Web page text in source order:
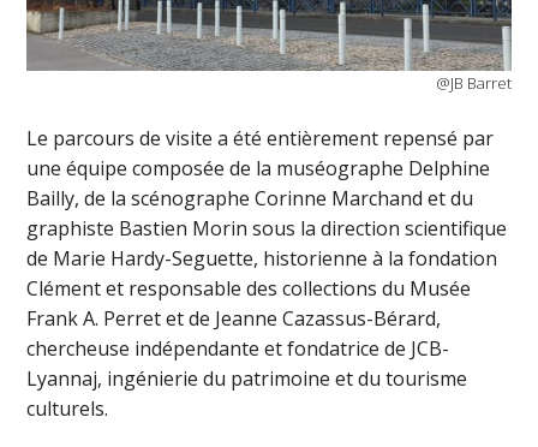
@JB Barret
Le parcours de visite a été entièrement repensé par
une équipe composée de la muséographe Delphine
Bailly, de la scénographe Corinne Marchand et du
graphiste Bastien Morin sous la direction scientifique
de Marie Hardy-Seguette, historienne à la fondation
Clément et responsable des collections du Musée
Frank A. Perret et de Jeanne Cazassus-Bérard,
chercheuse indépendante et fondatrice de JCB-
Lyannaj, ingénierie du patrimoine et du tourisme
culturels.